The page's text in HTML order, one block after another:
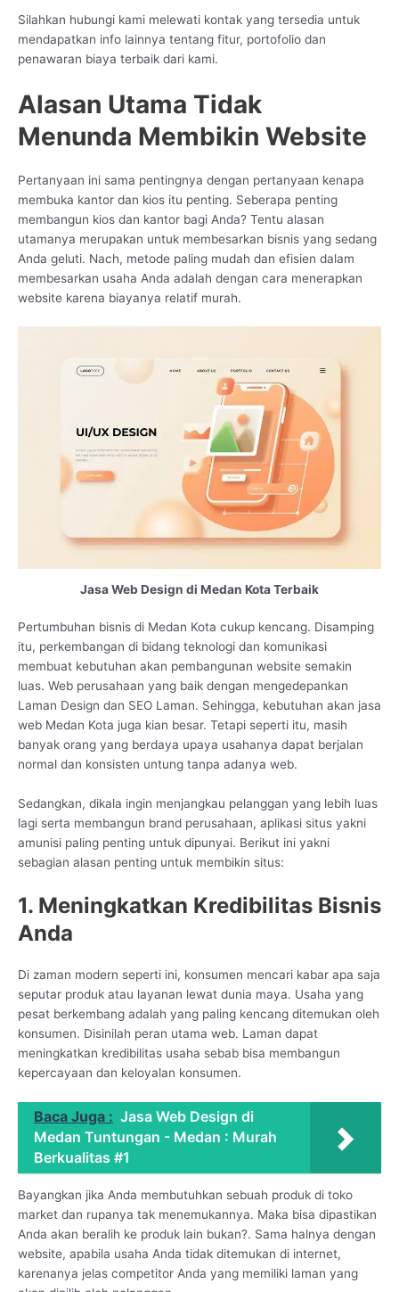
Silahkan hubungi kami melewati kontak yang tersedia untuk
mendapatkan info lainnya tentang fitur, portofolio dan
penawaran biaya terbaik dari kami.
Alasan Utama Tidak
Menunda Membikin Website
Pertanyaan ini sama pentingnya dengan pertanyaan kenapa
membuka kantor dan kios itu penting. Seberapa penting
membangun kios dan kantor bagi Anda? Tentu alasan
utamanya merupakan untuk membesarkan bisnis yang sedang
Anda geluti. Nach, metode paling mudah dan efisien dalam
membesarkan usaha Anda adalah dengan cara menerapkan
website karena biayanya relatif murah.
Jasa Web Design di Medan Kota Terbaik
Pertumbuhan bisnis di Medan Kota cukup kencang. Disamping
itu, perkembangan di bidang teknologi dan komunikasi
membuat kebutuhan akan pembangunan website semakin
luas. Web perusahaan yang baik dengan mengedepankan
Laman Design dan SEO Laman. Sehingga, kebutuhan akan jasa
web Medan Kota juga kian besar. Tetapi seperti itu, masih
banyak orang yang berdaya upaya usahanya dapat berjalan
normal dan konsisten untung tanpa adanya web.
Sedangkan, dikala ingin menjangkau pelanggan yang lebih luas
lagi serta membangun brand perusahaan, aplikasi situs yakni
amunisi paling penting untuk dipunyai. Berikut ini yakni
sebagian alasan penting untuk membikin situs:
1. Meningkatkan Kredibilitas Bisnis
Anda
Di zaman modern seperti ini, konsumen mencari kabar apa saja
seputar produk atau layanan lewat dunia maya. Usaha yang
pesat berkembang adalah yang paling kencang ditemukan oleh
konsumen. Disinilah peran utama web. Laman dapat
meningkatkan kredibilitas usaha sebab bisa membangun
kepercayaan dan keloyalan konsumen.
Baca Juga : Jasa Web Design di
Medan Tuntungan - Medan : Murah
Berkualitas #1
Bayangkan jika Anda membutuhkan sebuah produk di toko
market dan rupanya tak menemukannya. Maka bisa dipastikan
Anda akan beralih ke produk lain bukan?. Sama halnya dengan
website, apabila usaha Anda tidak ditemukan di internet,
karenanya jelas competitor Anda yang memiliki laman yang